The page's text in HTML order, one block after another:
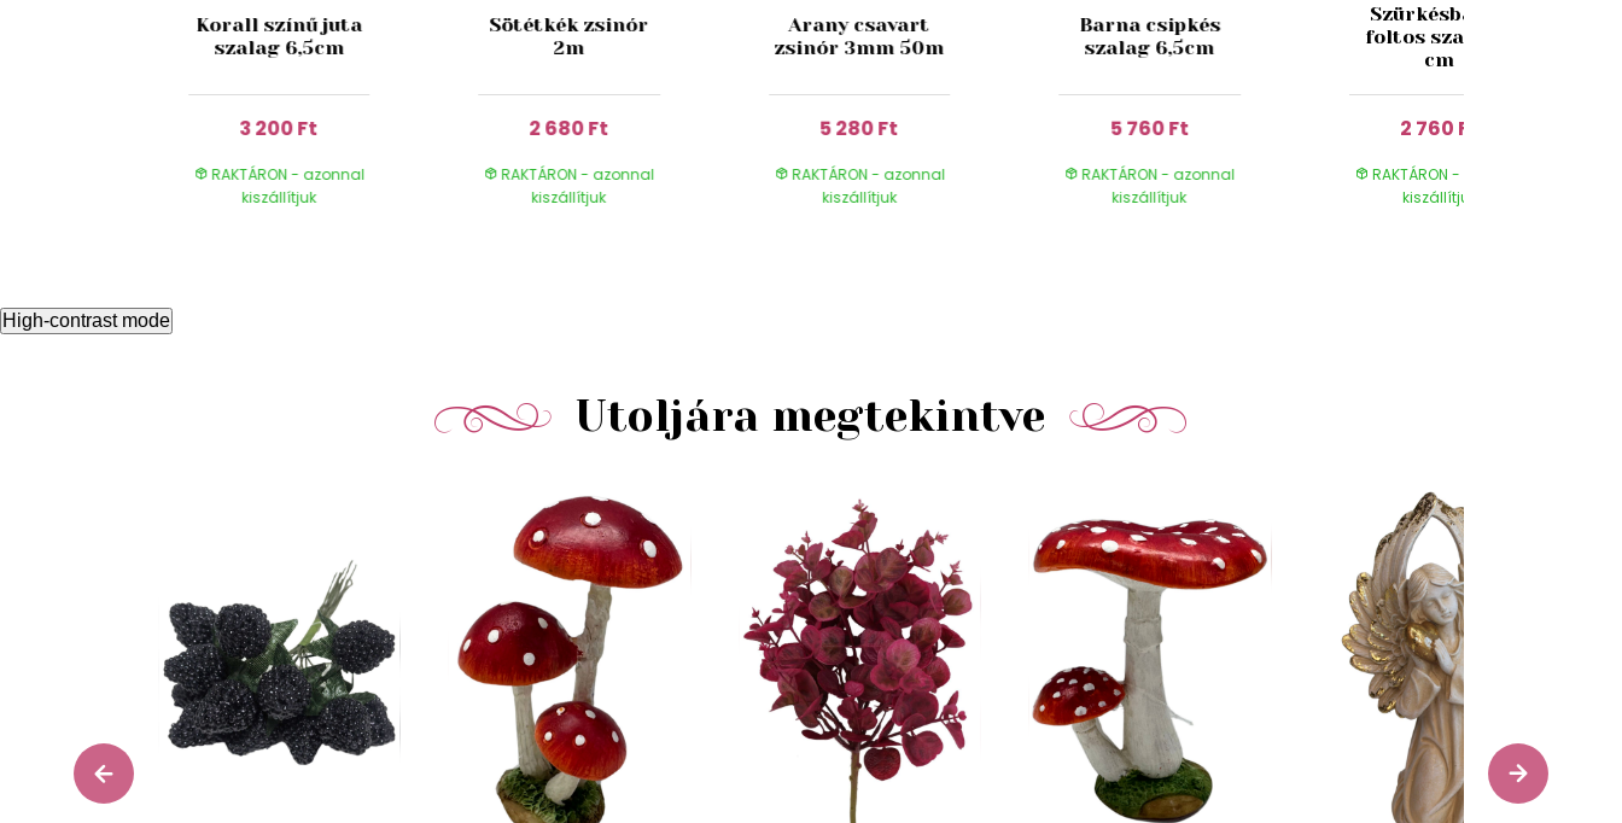
Korall színű juta
szalag 6,5cm
3 200 Ft
RAKTÁRON - azonnal
kiszállítjuk
Sötétkék zsinór
2m
2 680 Ft
RAKTÁRON - azonnal
kiszállítjuk
Arany csavart
zsinór 3mm 50m
5 280 Ft
RAKTÁRON - azonnal
kiszállítjuk
Barna csipkés
szalag 6,5cm
5 760 Ft
RAKTÁRON - azonnal
kiszállítjuk
Szürkésbarna
foltos szalag 4
cm
2 760 Ft
RAKTÁRON - azonnal
kiszállítjuk
High-contrast mode
Utoljára megtekintve